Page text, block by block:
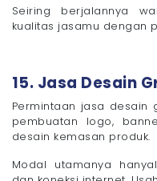
Seiring berjalannya
kualitas jasamu dengan
15. Jasa Desain
Permintaan jasa desain
pembuatan logo,
desain kemasan produk.
Modal utamanya